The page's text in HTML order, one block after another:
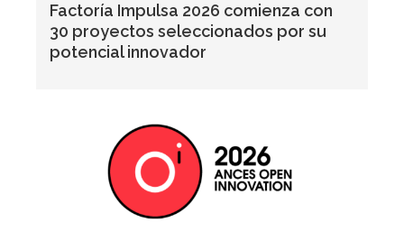
Factoría Impulsa 2026 comienza con
30 proyectos seleccionados por su
potencial innovador